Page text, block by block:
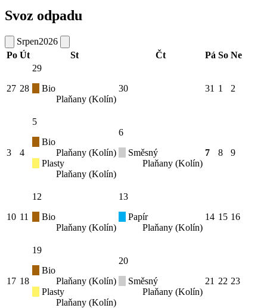
Svoz odpadu
Srpen2026
Po Út St Čt Pá So Ne
27 28
29
Bio
Plaňany (Kolín)
30 31 1 2
3 4
5
Bio
Plaňany (Kolín)
Plasty
Plaňany (Kolín)
6
Směsný
Plaňany (Kolín)
7 8 9
10 11
12
Bio
Plaňany (Kolín)
13
Papír
Plaňany (Kolín)
14 15 16
17 18
19
Bio
Plaňany (Kolín)
Plasty
Plaňany (Kolín)
20
Směsný
Plaňany (Kolín)
21 22 23